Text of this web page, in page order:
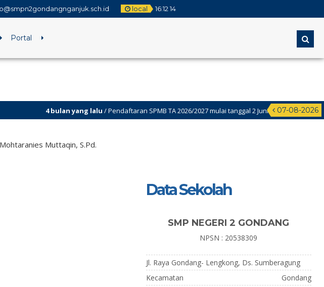
local 16:12 15
Portal
07-08-2026
4 bulan yang lalu/ Pendaftaran SPMB TA 2026/2027 mulai tanggal 2 Juni-22juni 2026
Mohtaranies Muttaqin, S.Pd.
Data Sekolah
SMP NEGERI 2 GONDANG
NPSN : 20538309
Jl. Raya Gondang- Lengkong, Ds. Sumberagung
Kecamatan
Gondang